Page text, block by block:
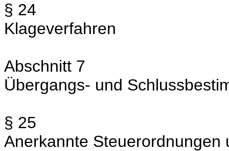
§ 24
Klageverfahren
Abschnitt 7
Übergangs- und
§ 25
Anerkannte